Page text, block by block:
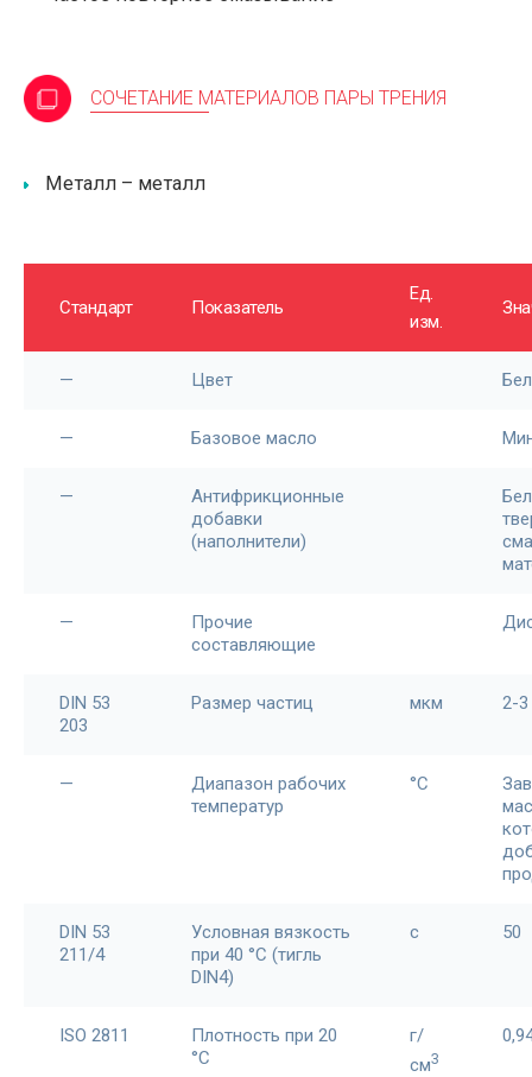
СОЧЕТАНИЕ МАТЕРИАЛОВ ПАРЫ ТРЕНИЯ
Металл – металл
Стандарт Показатель
Ед.
изм.
— Цвет
— Базовое масло
—
Антифрикционные
добавки
(наполнители)
—
Прочие
составляющие
DIN 53
203
Размер частиц мкм 2-3
—
Диапазон рабочих
температур
°С
DIN 53
211/4
Условная вязкость
при 40 °С (тигль
DIN4)
с 50
ISO 2811
Плотность при 20
°С
г/
см3